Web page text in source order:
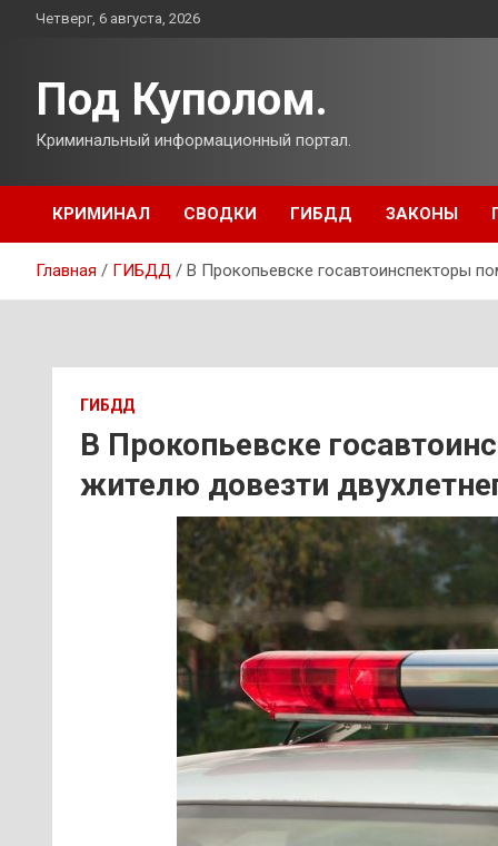
ПерейтиЧетверг, 6 августа, 2026
Под Куполом.
Криминальный информационный портал.
КРИМИНАЛ СВОДКИ ГИБДД ЗАКОНЫ
Главная ГИБДД В Прокопьевске госавтоинспекторы
ГИБДД
В Прокопьевске
жителю довезти